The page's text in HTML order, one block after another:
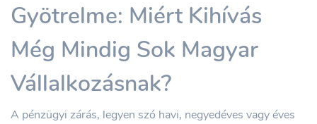
Gyötrelme: Miért Kihívás
Még Mindig Sok Magyar
Vállalkozásnak?
A pénzügyi zárás, legyen szó havi, negyedéves vagy éves